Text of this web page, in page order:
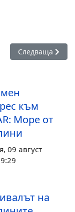
футбол на Община
Следваща
Следваща
към
Море от
09 август
на